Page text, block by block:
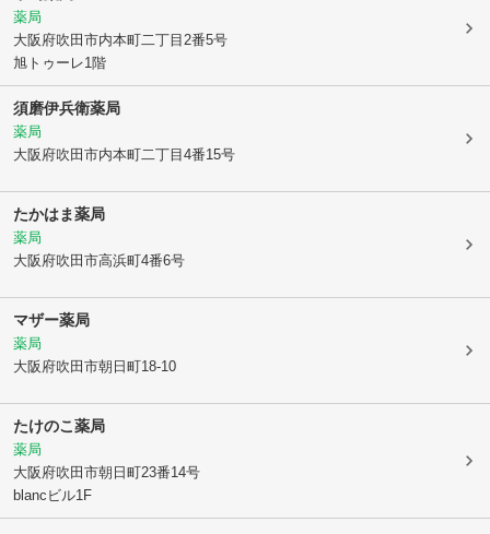
薬局
大阪府吹田市内本町二丁目2番5号
旭トゥーレ1階
須磨伊兵衛薬局
薬局
大阪府吹田市内本町二丁目4番15号
たかはま薬局
薬局
大阪府吹田市高浜町4番6号
マザー薬局
薬局
大阪府吹田市朝日町18-10
たけのこ薬局
薬局
大阪府吹田市朝日町23番14号
blancビル1F